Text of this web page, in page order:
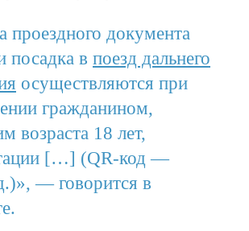
проездного документа
посадка в поезд дальнего
осуществляются при
гражданином,
возраста 18 лет,
[…] (QR-код —
— говорится в